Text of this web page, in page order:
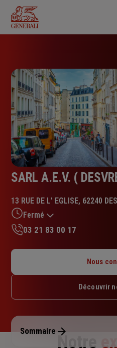
contenu
principal
SARL A.E.V. (
13 RUE DE L' EGLISE, 62240
Fermé
Jeudi : 09h – 12h
Dimanche : Fermé
03 21 83 00 17
Nous
Découvrir
Sommaire
Notre